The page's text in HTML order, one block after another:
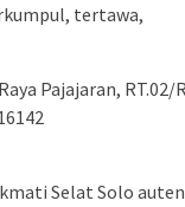
tertawa,
Pajajaran, RT.02/
Selat Solo